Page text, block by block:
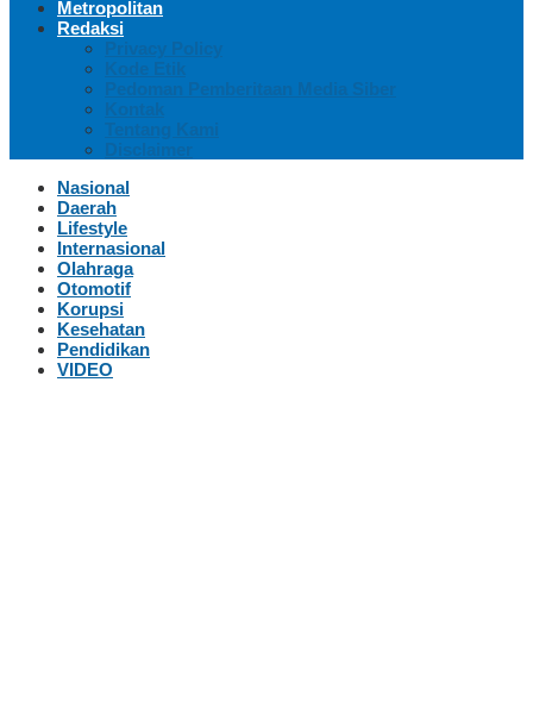
Metropolitan
Redaksi
Privacy Policy
Kode Etik
Pedoman Pemberitaan Media Siber
Kontak
Tentang Kami
Disclaimer
Nasional
Daerah
Lifestyle
Internasional
Olahraga
Otomotif
Korupsi
Kesehatan
Pendidikan
VIDEO